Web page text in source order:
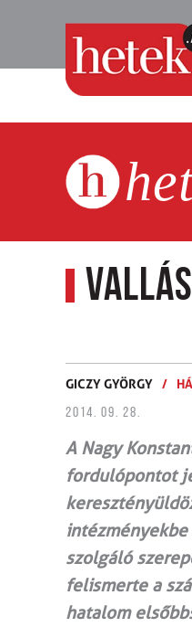
GICZY GYÖRGY /
2014. 09. 28.
A Nagy
fordulópontot
szolgáló
felismerte a
hatalom